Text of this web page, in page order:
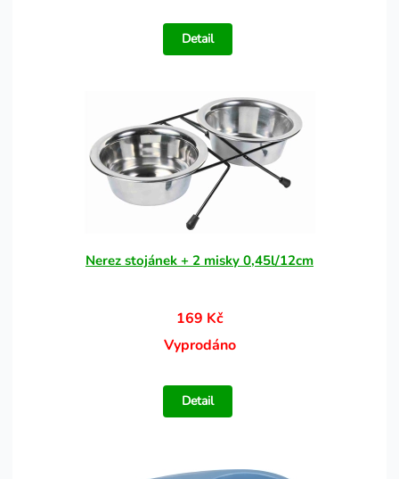
Detail
Nerez stojánek + 2 misky 0,45l/12cm
169 Kč
Vyprodáno
Detail